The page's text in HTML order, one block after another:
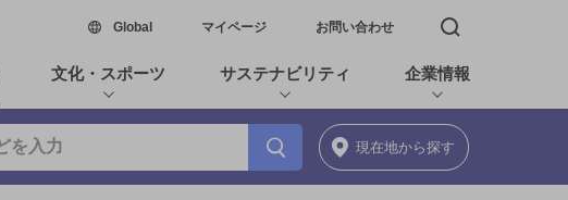
Global新しいウィンドウで開く
マイページ お問い合わせ 検索窓を開く
文化・スポーツ サステナビリティ 企業情報
現在地から探す